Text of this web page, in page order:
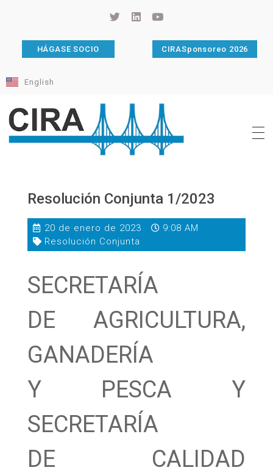
HÁGASE SOCIO CIRASponsoreo 2026
English
Resolución Conjunta 1/2023
20 de enero de 2023
9:08 AM
Resolución Conjunta
SECRETARÍA
DE AGRICULTURA,
GANADERÍA
Y PESCA Y
SECRETARÍA
DE CALIDAD